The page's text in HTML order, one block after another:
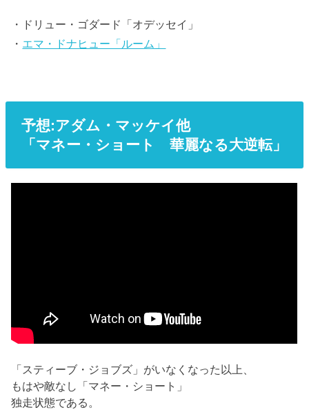
・ドリュー・ゴダード「オデッセイ」
・ エマ・ドナヒュー「ルーム」
予想:アダム・マッケイ他
「マネー・ショート 華麗なる大逆転」
「スティーブ・ジョブズ」がいなくなった以上、
もはや敵なし「マネー・ショート」
独走状態である。